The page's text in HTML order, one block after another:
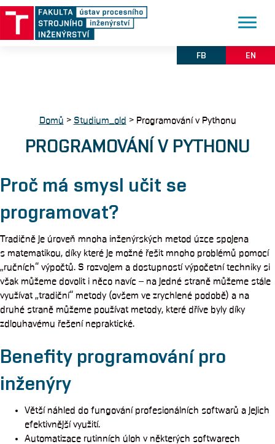
FB EN
Domů > Studium_old > Programování v Pythonu
PROGRAMOVÁNÍ V PYTHONU
Proč má smysl učit se
programovat?
Tradičně je úroveň mnoha inženýrských metod úzce spojena
s matematikou, díky které je možné řešit mnoho problémů pomocí
„ručních“ výpočtů. S rozvojem a dostupností výpočetní techniky si
však můžeme dovolit i něco navíc – na jedné straně můžeme stále
využívat „tradiční“ metody (ovšem ve zrychlené podobě) a na
druhé straně můžeme používat metody, které dříve byly díky
zdlouhavému řešení nepraktické.
Benefity programování pro
inženýry
Větší náhled do fungování profesionálních softwarů a jejich
efektivnější využití.
Automatizace rutinních úloh v některých softwarech